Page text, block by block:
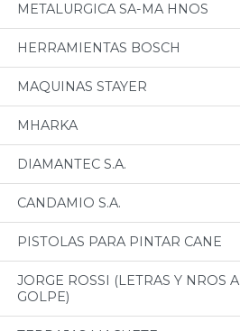
METALURGICA SA-MA HNOS
HERRAMIENTAS BOSCH
MAQUINAS STAYER
MHARKA
DIAMANTEC S.A.
CANDAMIO S.A.
PISTOLAS PARA PINTAR CANE
JORGE ROSSI (LETRAS Y NROS A
GOLPE)